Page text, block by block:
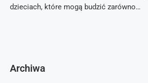
dzieciach, które mogą budzić zarówno…
Archiwa